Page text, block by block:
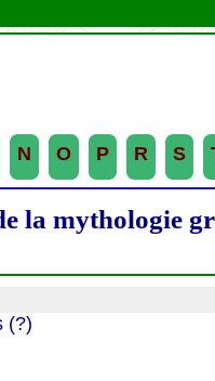
N O P R S
la mythologie
(?)